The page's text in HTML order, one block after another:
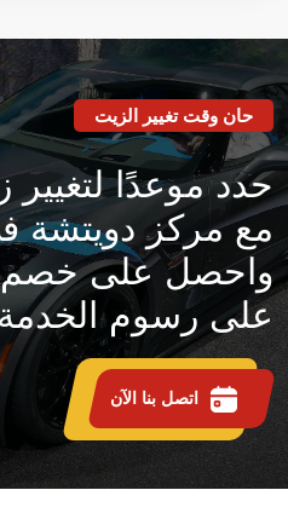
حان وقت تغيير الزيت
حدد موعدًا لتغيير
مع مركز دويتشة
واحصل على خصم
على رسوم الخدمة
اتصل بنا الآن